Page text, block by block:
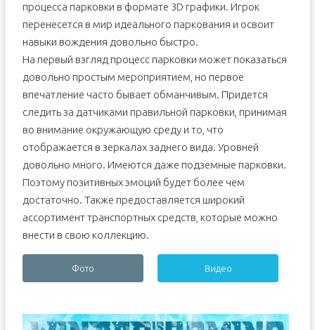
процесса парковки в формате 3D графики. Игрок
перенесется в мир идеального паркования и освоит
навыки вождения довольно быстро.
На первый взгляд процесс парковки может показаться
довольно простым мероприятием, но первое
впечатление часто бывает обманчивым. Придется
следить за датчиками правильной парковки, принимая
во внимание окружающую среду и то, что
отображается в зеркалах заднего вида. Уровней
довольно много. Имеются даже подземные парковки.
Поэтому позитивных эмоций будет более чем
достаточно. Также предоставляется широкий
ассортимент транспортных средств, которые можно
внести в свою коллекцию.
Фото Видео